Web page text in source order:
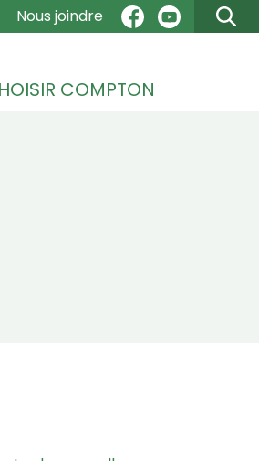
Nous joindre
COMPTON